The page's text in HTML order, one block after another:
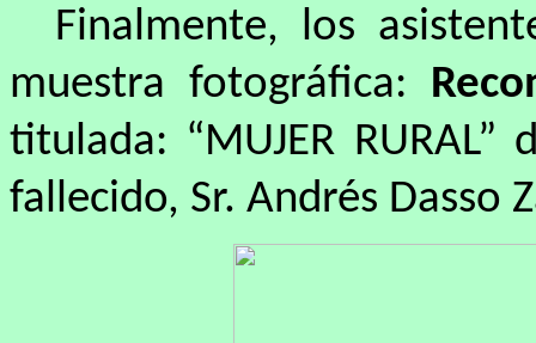
Finalmente, los
muestra fotográfica:
titulada: “MUJER
fallecido, Sr. Andrés Dasso